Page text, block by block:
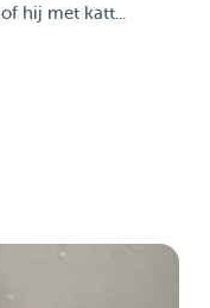
hij met katt...